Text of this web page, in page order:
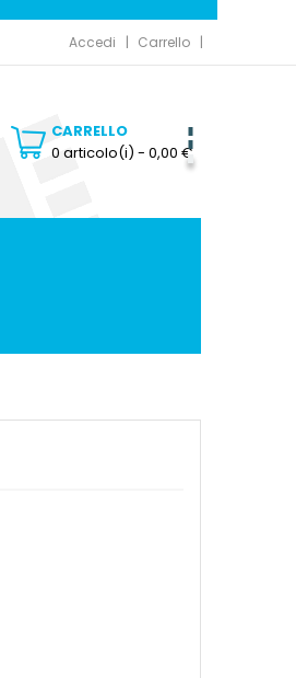
Accedi Carrello
CARRELLO
0 articolo(i) - 0,00 €